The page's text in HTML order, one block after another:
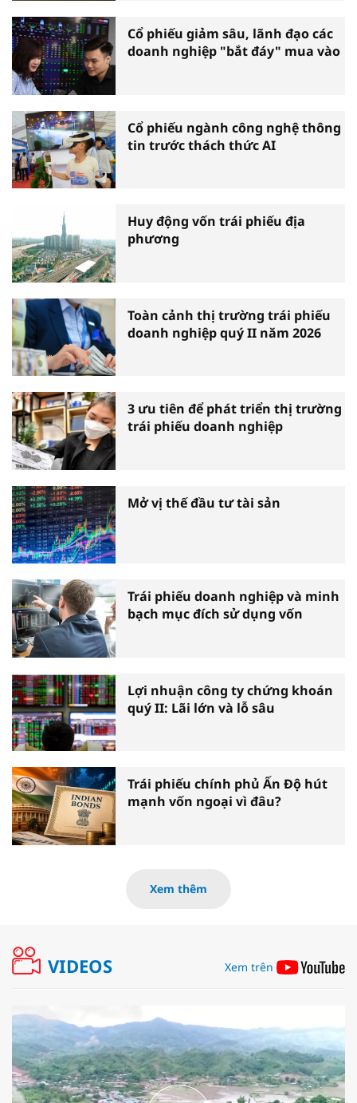
Cổ phiếu giảm sâu, lãnh đạo các
doanh nghiệp "bắt đáy" mua vào
Cổ phiếu ngành công nghệ thông
tin trước thách thức AI
Huy động vốn trái phiếu địa
phương
Toàn cảnh thị trường trái phiếu
doanh nghiệp quý II năm 2026
3 ưu tiên để phát triển thị trường
trái phiếu doanh nghiệp
Mở vị thế đầu tư tài sản
Trái phiếu doanh nghiệp và minh
bạch mục đích sử dụng vốn
Lợi nhuận công ty chứng khoán
quý II: Lãi lớn và lỗ sâu
Trái phiếu chính phủ Ấn Độ hút
mạnh vốn ngoại vì đâu?
Xem thêm
VIDEOS Xem trên